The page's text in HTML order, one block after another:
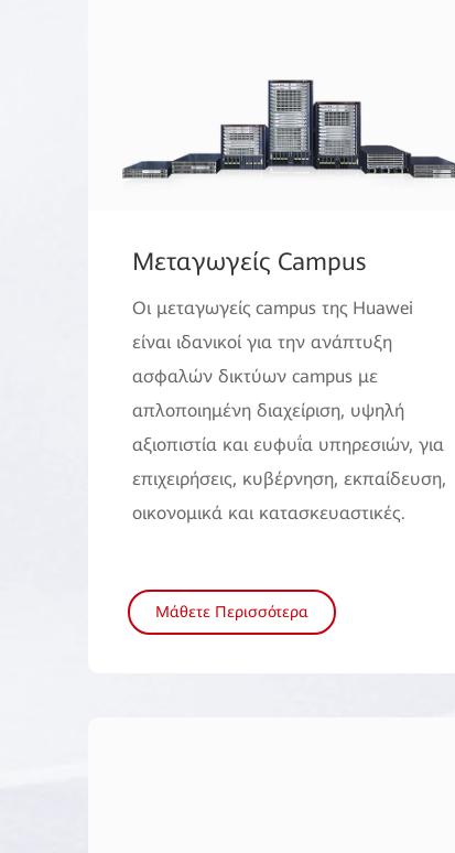
Μεταγωγείς Campus
Οι μεταγωγείς campus της Huawei
είναι ιδανικοί για την ανάπτυξη
ασφαλών δικτύων campus με
απλοποιημένη διαχείριση, υψηλή
αξιοπιστία και ευφυΐα υπηρεσιών, για
επιχειρήσεις, κυβέρνηση, εκπαίδευση,
οικονομικά και κατασκευαστικές.
Μάθετε Περισσότερα